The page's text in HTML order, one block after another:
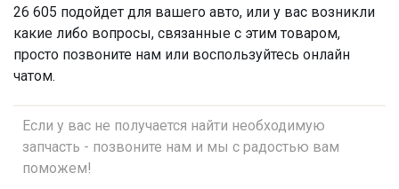
26 605 подойдет для вашего авто, или у вас возникли
какие либо вопросы, связанные с этим товаром,
просто позвоните нам или воспользуйтесь онлайн
чатом.
Если у вас не получается найти необходимую
запчасть - позвоните нам и мы с радостью вам
поможем!